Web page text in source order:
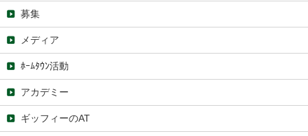
募集
メディア
ﾎｰﾑﾀｳﾝ活動
アカデミー
ギッフィーのAT